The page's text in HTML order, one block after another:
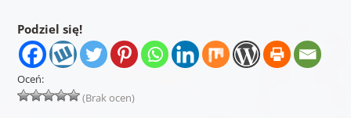
Podziel się!
Oceń:
(Brak ocen)